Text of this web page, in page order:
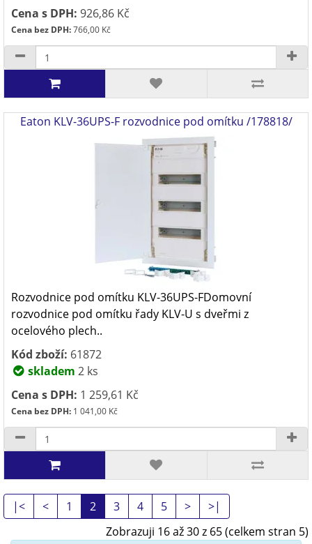
Cena s DPH: 926,86 Kč
Cena bez DPH:766,00 Kč
Eaton KLV-36UPS-F rozvodnice pod omítku /178818/
Rozvodnice pod omítku KLV-36UPS-FDomovní
rozvodnice pod omítku řady KLV-U s dveřmi z
ocelového plech..
Kód zboží: 61872
skladem 2 ks
Cena s DPH: 1 259,61 Kč
Cena bez DPH: 1 041,00 Kč
|< < 1 2 3 4 5 >
>|
Zobrazuji 16 až 30 z 65 (celkem stran 5)